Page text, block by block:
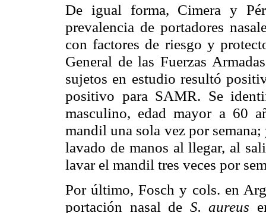
De igual forma, Cimera y
prevalencia de portadores
con factores de riesgo y
General de las Fuerzas
sujetos en estudio resultó
positivo para SAMR. Se
masculino, edad mayor a 60
mandil una sola vez por
lavado de manos al llegar, al
lavar el mandil tres veces por
Por último, Fosch y cols. en
portación nasal de S. aureus